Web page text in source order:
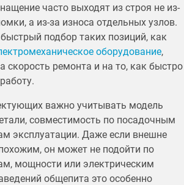
часто выходят из строя не из-
а из-за износа отдельных узлов.
подбор таких позиций, как
оборудование,
скорость ремонта и на то, как быстро
важно учитывать модель
совместимость по посадочным
эксплуатации. Даже если внешне
он может не подойти по
мощности или электрическим
общепита это особенно